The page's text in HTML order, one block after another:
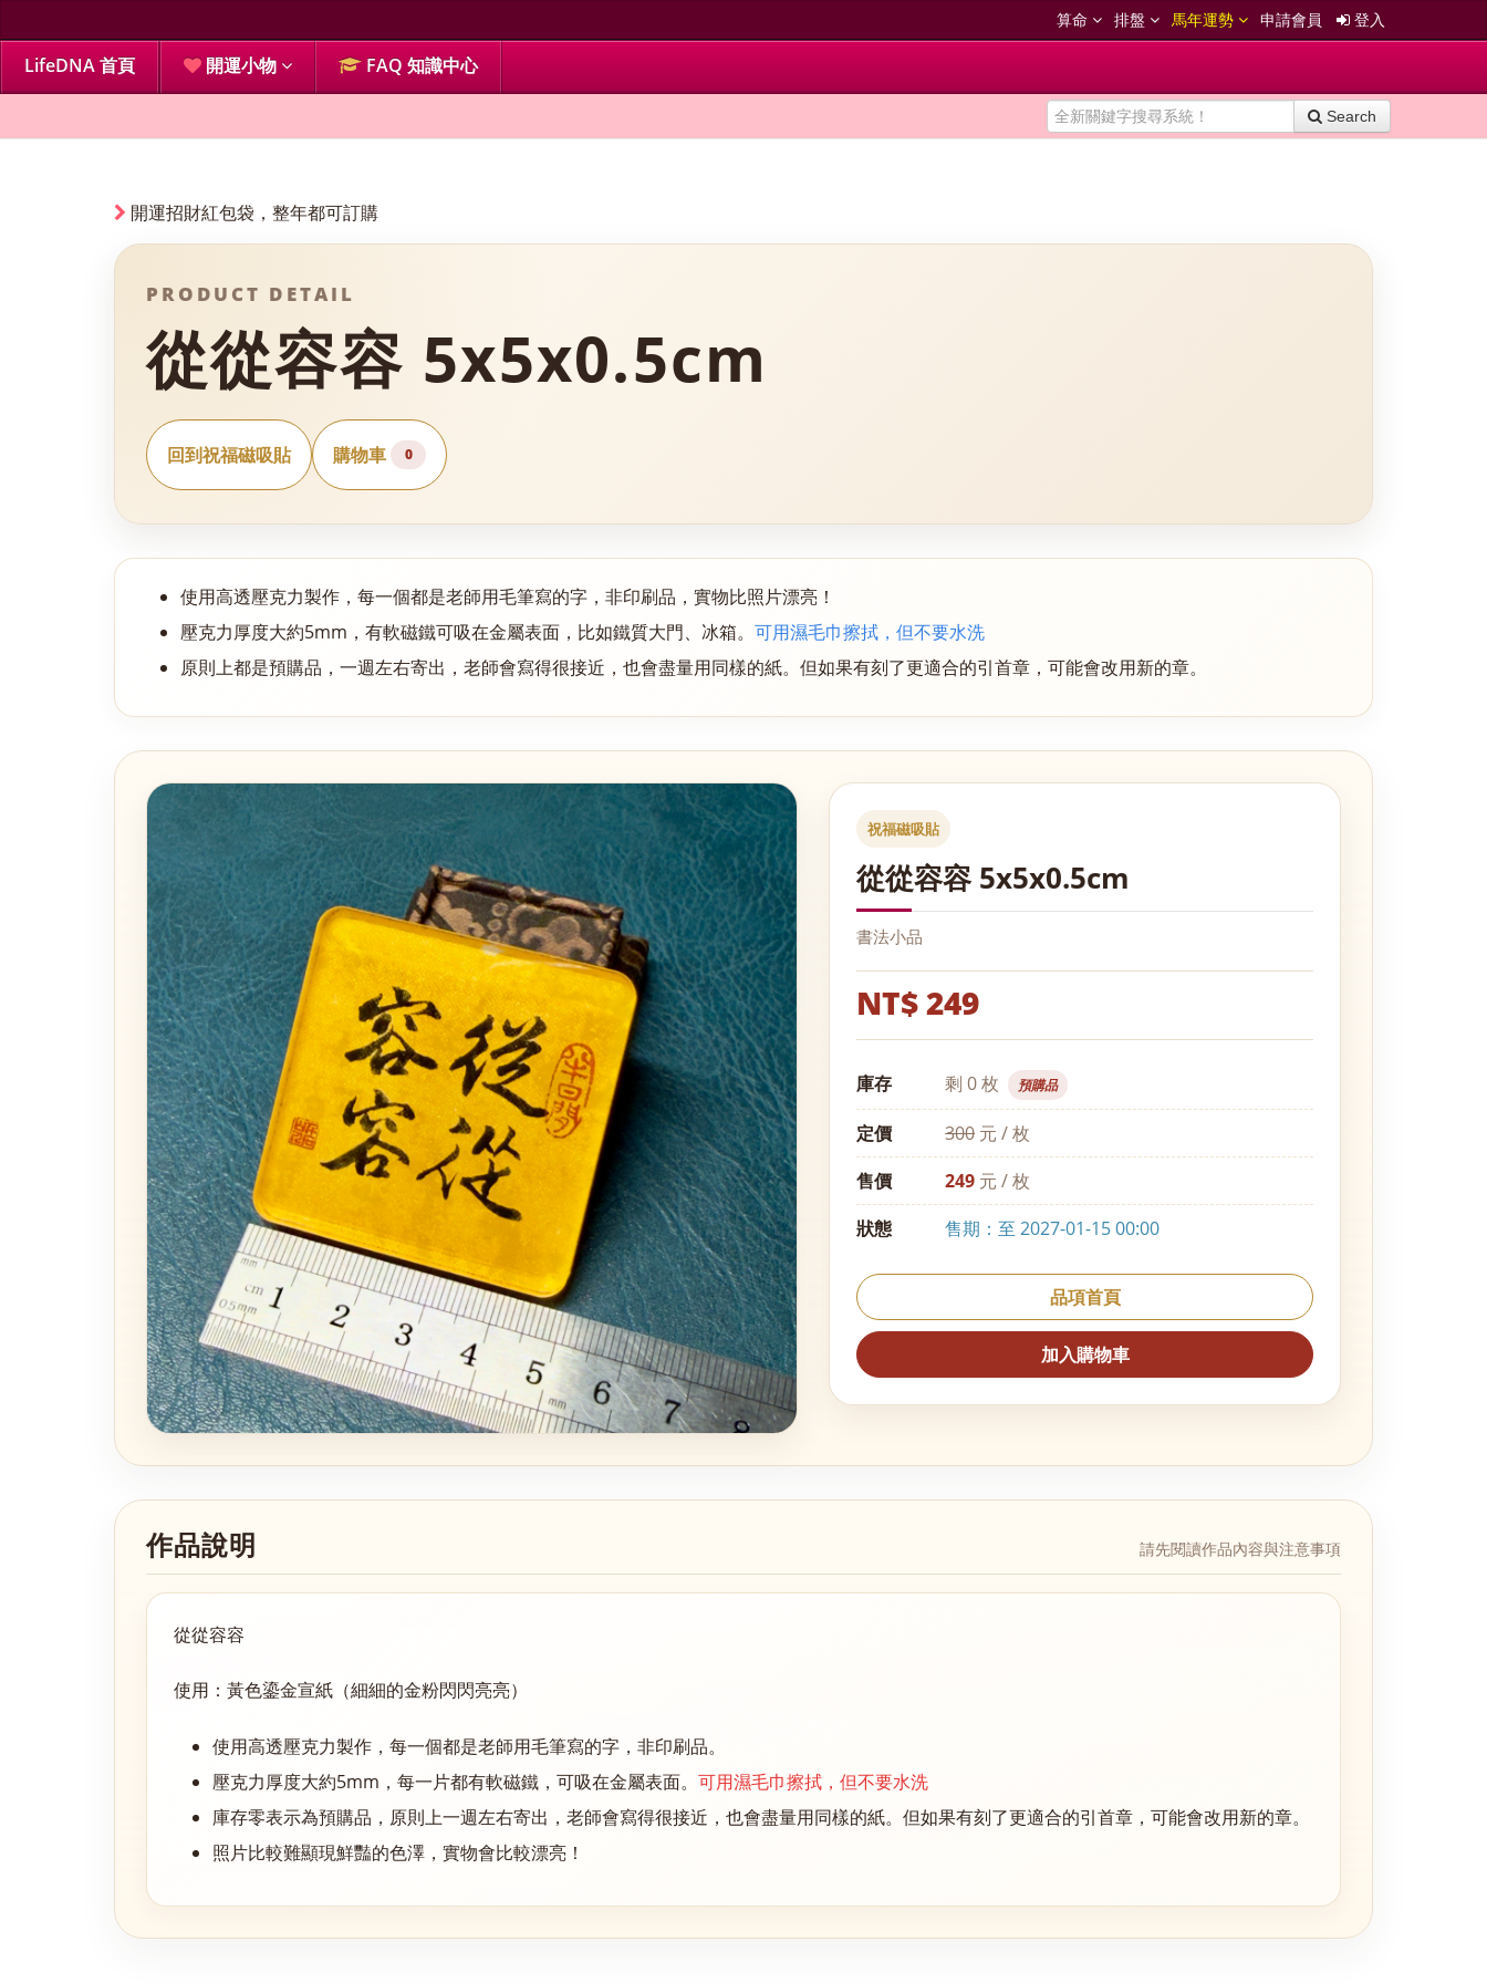
算命 排盤 馬年運勢 申請會員 登入
LifeDNA 首頁 開運小物 FAQ 知識中心
Search
開運招財紅包袋，整年都可訂購
PRODUCT DETAIL
從從容容 5x5x0.5cm
回到祝福磁吸貼 購物車 0
使用高透壓克力製作，每一個都是老師用毛筆寫的字，非印刷品，實物比照片漂亮！
壓克力厚度大約5mm，有軟磁鐵可吸在金屬表面， 比如鐵質大門、冰箱。 可用濕毛巾擦拭，但不要水洗
原則上都是預購品，一週左右寄出，老師會寫得很接近，也會盡量用同樣的紙。但如果有刻了更適合的引首章 ，可能會改用新的章。
祝福磁吸貼
從從容容 5x5x0.5cm
書法小品
NT$ 249
庫存 剩 0 枚 預購品
定價 300 元 / 枚
售價
249 元 / 枚
狀態
售期：至 2027-01-15 00:00
品項首頁
加入購物車
作品說明 請先閱讀作品內容與注意事項
從從容容
使用：黃色鎏金宣紙（細細的金粉閃閃亮亮）
使用高透壓克力製作，每一個都是老師用毛筆寫的字，非印刷品。
壓克力厚度大約5mm，每一片都有軟磁鐵，可吸在金屬表面。 可用濕毛巾擦拭，但不要水洗
庫存零表示為預購品，原則上一週左右寄出，老師會寫得很接近，也會盡量用同樣的紙。但如果有刻了更適合的引首章 ，可能會改用新的章。
照片比較難顯現鮮豔的色澤，實物會比較漂亮！